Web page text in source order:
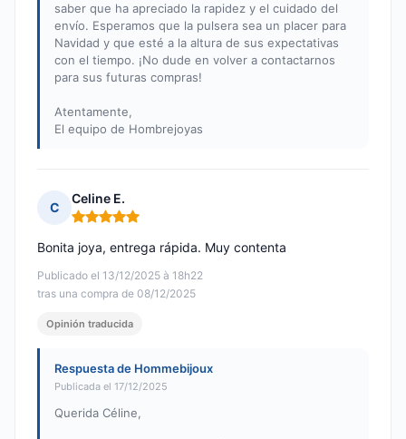
saber que ha apreciado la rapidez y el cuidado del
envío. Esperamos que la pulsera sea un placer para
Navidad y que esté a la altura de sus expectativas
con el tiempo. ¡No dude en volver a contactarnos
para sus futuras compras!
Atentamente,
El equipo de Hombrejoyas
C
Celine E.
Nota: 5 de 5
Publicado el 13/12/2025 à 18h22
tras una compra de 08/12/2025
Bonita joya, entrega rápida. Muy contenta
Opinión traducida
Respuesta de Hommebijoux
Publicada el 17/12/2025
Querida Céline,